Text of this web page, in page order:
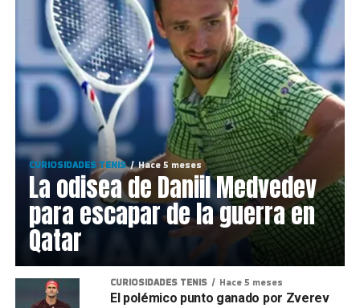
CURIOSIDADES TENIS Hace 5 meses
La odisea de Daniil Medvedev
para escapar de la guerra en
Qatar
CURIOSIDADES TENIS Hace 5 meses
El polémico punto ganado por Zverev